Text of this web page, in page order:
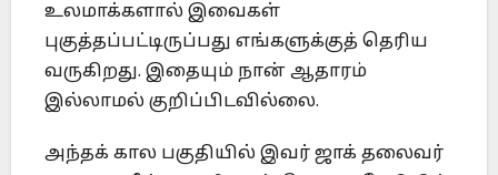
உலமாக்களால் இவைகள்
புகுத்தப்பட்டிருப்பது எங்களுக்குத் தெரிய
வருகிறது. இதையும் நான் ஆதாரம்
இல்லாமல் குறிப்பிடவில்லை.
அந்தக் கால பகுதியில் இவர் ஜாக் தலைவர்